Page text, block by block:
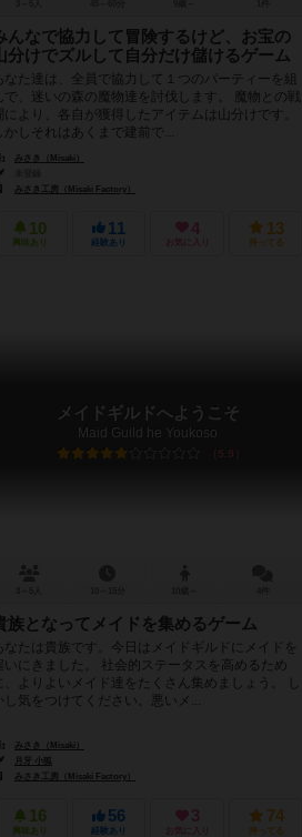
んなで協力して冒険するけど、お宝の
分けでズルして自分だけ儲けるゲーム
なた達は、全員で協力して１つのパーティーを組
で、迷いの森の魔物達を討伐します。 魔物との戦
により、各自が獲得したアイテムは山分けです。
かしそれはあくまで建前で...
みさき（Misaki）
みさき工房（Misaki Factory）
10
興味あり
11
経験あり
4
お気に入り
13
持ってる
メイドギルドへようこそ
Maid Guild he Youkoso
5.9
族となってメイドを集めるゲーム
なたは貴族です。今日はメイドギルドにメイドを
いにきました。 社会的ステータスを高めるため
、よりよいメイド達をたくさん集めましょう。 し
し気をつけてください。悪いメ...
みさき（Misaki）
月牙 小狐
みさき工房（Misaki Factory）
16
興味あり
56
経験あり
3
お気に入り
74
持ってる